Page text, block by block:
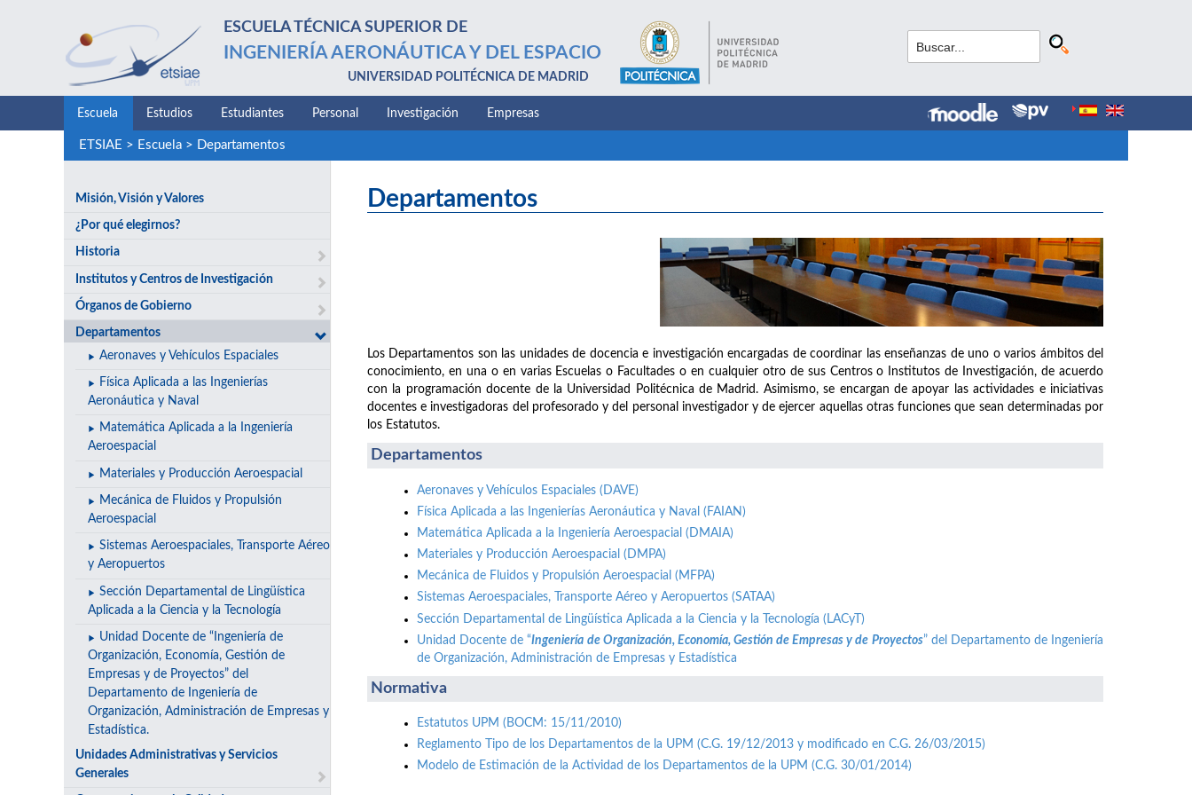
ESCUELA TÉCNICA SUPERIOR DE
INGENIERÍA AERONÁUTICA Y DEL ESPACIO
UNIVERSIDAD POLITÉCNICA DE MADRID
Escuela Estudios Estudiantes Personal Investigación Empresas
ETSIAE > Escuela> Departamentos
Misión, Visión y Valores
¿Por qué elegirnos?
Historia
Institutos y Centros de Investigación
Órganos de Gobierno
Departamentos
Aeronaves y Vehículos Espaciales
Física Aplicada a las Ingenierías
Aeronáutica y Naval
Matemática Aplicada a la Ingeniería
Aeroespacial
Materiales y Producción Aeroespacial
Mecánica de Fluidos y Propulsión
Aeroespacial
Sistemas Aeroespaciales, Transporte Aéreo
y Aeropuertos
Sección Departamental de Lingüística
Aplicada a la Ciencia y la Tecnología
Unidad Docente de “Ingeniería de
Organización, Economía, Gestión de
Empresas y de Proyectos” del
Departamento de Ingeniería de
Organización, Administración de Empresas y
Estadística.
Unidades Administrativas y Servicios
Generales
Departamentos
Los Departamentos son las unidades de docencia e investigación encargadas de coordinar las enseñanzas de uno o varios ámbitos del
conocimiento, en una o en varias Escuelas o Facultades o en cualquier otro de sus Centros o Institutos de Investigación, de acuerdo
con la programación docente de la Universidad Politécnica de Madrid. Asimismo, se encargan de apoyar las actividades e iniciativas
docentes e investigadoras del profesorado y del personal investigador y de ejercer aquellas otras funciones que sean determinadas por
los Estatutos.
Departamentos
Aeronaves y Vehículos Espaciales (DAVE)
Física Aplicada a las Ingenierías Aeronáutica y Naval (FAIAN)
Matemática Aplicada a la Ingeniería Aeroespacial (DMAIA)
Materiales y Producción Aeroespacial (DMPA)
Mecánica de Fluidos y Propulsión Aeroespacial (MFPA)
Sistemas Aeroespaciales, Transporte Aéreo y Aeropuertos (SATAA)
Sección Departamental de Lingüística Aplicada a la Ciencia y la Tecnología (LACyT)
Unidad Docente de “Ingeniería de Organización, Economía, Gestión de Empresas y de Proyectos” del Departamento de Ingeniería
de Organización, Administración de Empresas y Estadística
Normativa
Estatutos UPM (BOCM: 15/11/2010)
Reglamento Tipo de los Departamentos de la UPM (C.G. 19/12/2013 y modificado en C.G. 26/03/2015)
Modelo de Estimación de la Actividad de los Departamentos de la UPM (C.G. 30/01/2014)